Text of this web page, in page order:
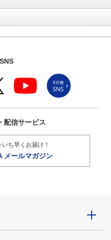
配信サービス
ち早くお届け！
メールマガジン